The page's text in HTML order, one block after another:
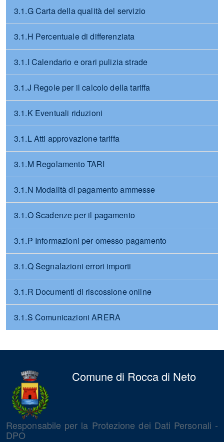
3.1.G Carta della qualità del servizio
3.1.H Percentuale di differenziata
3.1.I Calendario e orari pulizia strade
3.1.J Regole per il calcolo della tariffa
3.1.K Eventuali riduzioni
3.1.L Atti approvazione tariffa
3.1.M Regolamento TARI
3.1.N Modalità di pagamento ammesse
3.1.O Scadenze per il pagamento
3.1.P Informazioni per omesso pagamento
3.1.Q Segnalazioni errori importi
3.1.R Documenti di riscossione online
3.1.S Comunicazioni ARERA
Comune di Rocca di Neto
Responsabile per la Protezione dei Dati Personali -
DPO